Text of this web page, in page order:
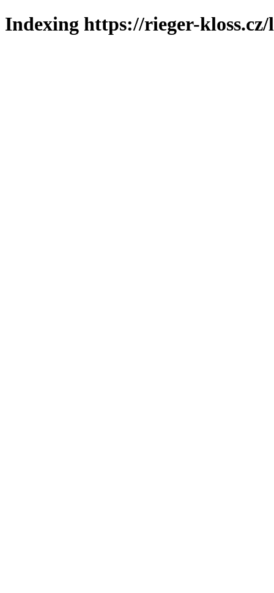
Indexing https://rieger-